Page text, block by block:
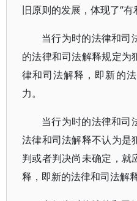
旧原则的发展，体现了“有
当行为时的法律和司
的法律和司法解释规定为
律和司法解释，即新的
力。
当行为时的法律和司
法律和司法解释不认为是
判或者判决尚未确定，就
释，即新的法律和司法解